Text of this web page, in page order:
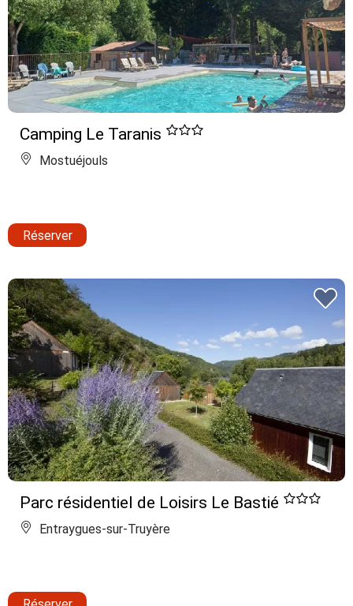
Camping Le Taranis
Mostuéjouls
Réserver
Parc résidentiel de Loisirs Le Bastié
Entraygues-sur-Truyère